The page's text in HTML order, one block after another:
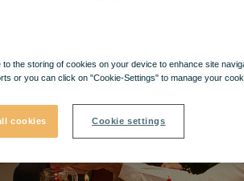
to the storing of cookies on your device to enhance site
or you can click on "Cookie-Settings" to manage your
cookies Cookie settings